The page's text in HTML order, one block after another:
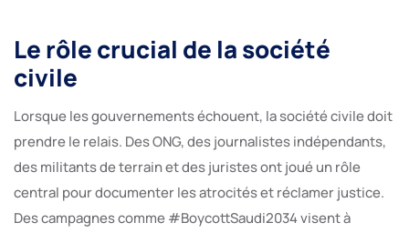
Le rôle crucial de la société
civile
Lorsque les gouvernements échouent, la société civile doit
prendre le relais. Des ONG, des journalistes indépendants,
des militants de terrain et des juristes ont joué un rôle
central pour documenter les atrocités et réclamer justice.
Des campagnes comme #BoycottSaudi2034 visent à